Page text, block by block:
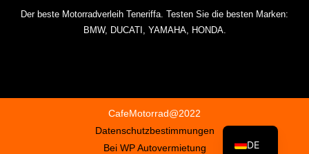
Der beste Motorradverleih Teneriffa. Testen Sie die besten Marken:
BMW, DUCATI, YAMAHA, HONDA.
CafeMotorrad@2022
Datenschutzbestimmungen
Bei WP Autovermietung
DE